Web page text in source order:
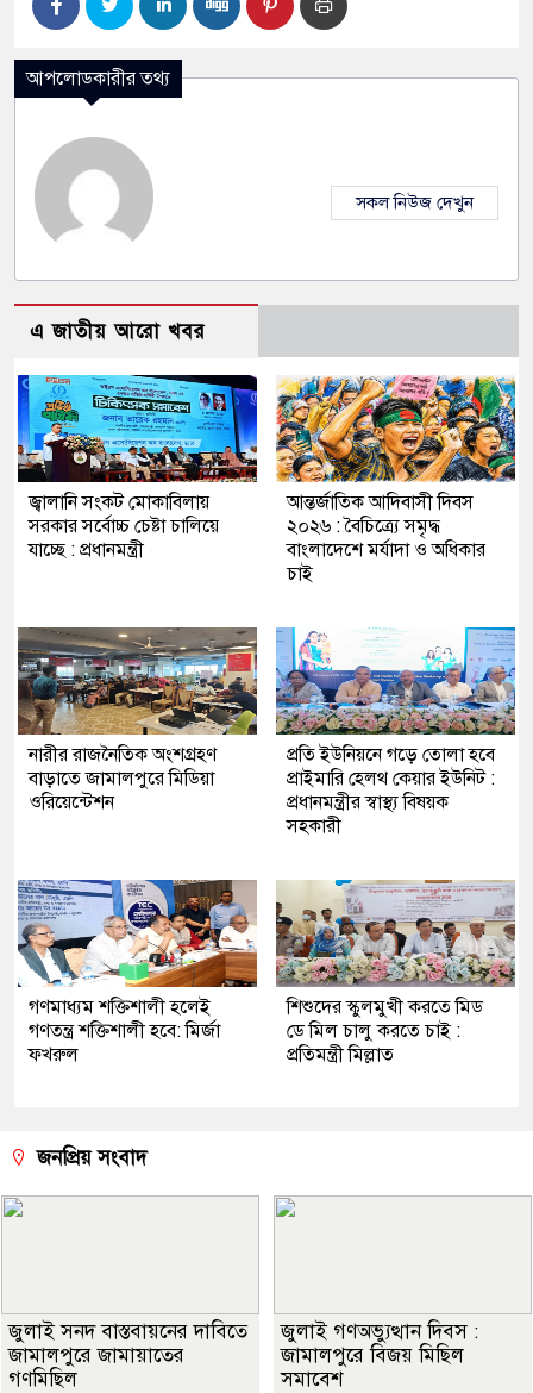
আপলোডকারীর তথ্য
সকল নিউজ দেখুন
এ জাতীয় আরো খবর
জ্বালানি সংকট মোকাবিলায়
সরকার সর্বোচ্চ চেষ্টা চালিয়ে
যাচ্ছে : প্রধানমন্ত্রী
আন্তর্জাতিক আদিবাসী দিবস
২০২৬ : বৈচিত্র্যে সমৃদ্ধ
বাংলাদেশে মর্যাদা ও অধিকার
চাই
নারীর রাজনৈতিক অংশগ্রহণ
বাড়াতে জামালপুরে মিডিয়া
ওরিয়েন্টেশন
প্রতি ইউনিয়নে গড়ে তোলা হবে
প্রাইমারি হেলথ কেয়ার ইউনিট :
প্রধানমন্ত্রীর স্বাস্থ্য বিষয়ক
সহকারী
গণমাধ্যম শক্তিশালী হলেই
গণতন্ত্র শক্তিশালী হবে: মির্জা
ফখরুল
শিশুদের স্কুলমুখী করতে মিড
ডে মিল চালু করতে চাই :
প্রতিমন্ত্রী মিল্লাত
জনপ্রিয় সংবাদ
জুলাই সনদ বাস্তবায়নের দাবিতে
জামালপুরে জামায়াতের
গণমিছিল
জুলাই গণঅভ্যুত্থান দিবস :
জামালপুরে বিজয় মিছিল
সমাবেশ